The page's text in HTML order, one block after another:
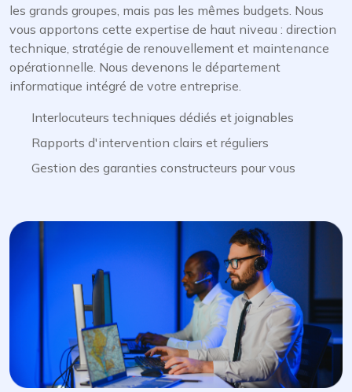
les grands groupes, mais pas les mêmes budgets. Nous
vous apportons cette expertise de haut niveau : direction
technique, stratégie de renouvellement et maintenance
opérationnelle. Nous devenons le département
informatique intégré de votre entreprise.
Interlocuteurs techniques dédiés et joignables
Rapports d'intervention clairs et réguliers
Gestion des garanties constructeurs pour vous